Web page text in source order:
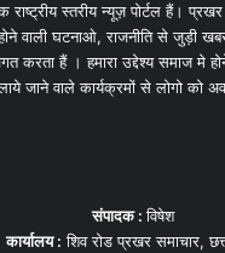
राष्ट्रीय स्तरीय न्यूज़ पोर्टल हैं।
होने वाली घटनाओ, राजनीति से जुड़ी
करता हैं । हमारा उद्देश्य समाज मे
जाने वाले कार्यक्रमों से लोगो को
संपादक :विषेश
कार्यालय : शिव रोड प्रखर समाचार,